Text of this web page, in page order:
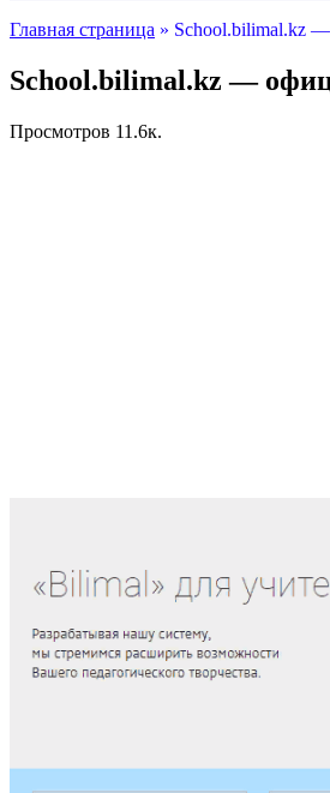
Главная страница » School.bilimal.kz —
School.bilimal.kz —
Просмотров 11.6к.